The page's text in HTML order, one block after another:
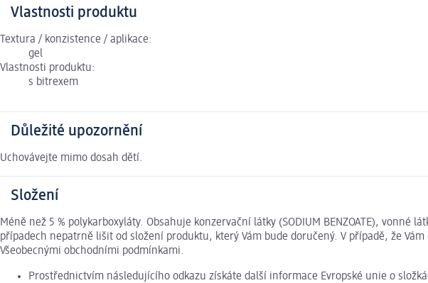
Vlastnosti produktu
Textura / konzistence / aplikace:
gel
Vlastnosti produktu:
s bitrexem
Důležité upozornění
Uchovávejte mimo dosah dětí.
Složení
Méně než 5 % polykarboxyláty. Obsahuje konzervační látky (SODIUM BENZOATE),
případech nepatrně lišit od složení produktu, který Vám bude doručený. V případě, že
Všeobecnými obchodními podmínkami.
Prostřednictvím následujícího odkazu získáte další informace Evropské unie o